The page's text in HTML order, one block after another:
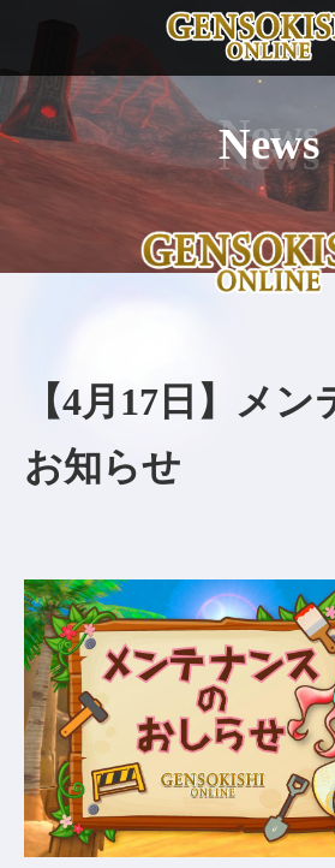
ニュース
ステーキング
その他
コミュニティ
News
【4月17日】メ
お知らせ